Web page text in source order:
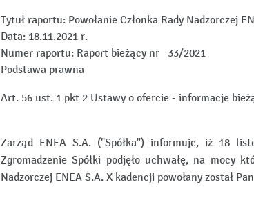
Tytuł raportu: Powołanie Członka Rady Nadzorczej
Data: 18.11.2021 r.
Numer raportu: Raport bieżący nr 33/2021
Podstawa prawna
Art. 56 ust. 1 pkt 2 Ustawy o ofercie - informacje
Zarząd ENEA S.A. ("Spółka") informuje, iż 18
Zgromadzenie Spółki podjęło uchwałę, na mocy
Nadzorczej ENEA S.A. X kadencji powołany został